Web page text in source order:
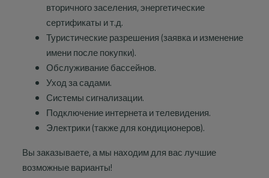
вторичного заселения, энергетические
сертификаты и т.д.
Туристические разрешения (заявка и изменение
имени после покупки).
Обслуживание бассейнов.
Уход за садами.
Системы сигнализации.
Подключение интернета и телевидения.
Электрики (также для кондиционеров).
Вы заказываете, а мы находим для вас лучшие
возможные варианты!